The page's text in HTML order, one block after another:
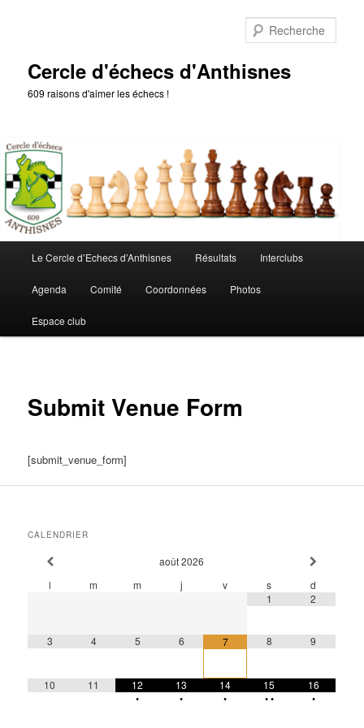
Cercle d'échecs d'Anthisnes
609 raisons d'aimer les échecs !
principal
Le Cercle d’Echecs d’Anthisnes Résultats Interclubs
Agenda Comité Coordonnées Photos
Espace club
Submit Venue Form
[submit_venue_form]
CALENDRIER
août 2026
l
m m j v s
d
1
2
3 4 5 6 7 8 9
10 11 12
•
13
•
14
•
15
••
16
•